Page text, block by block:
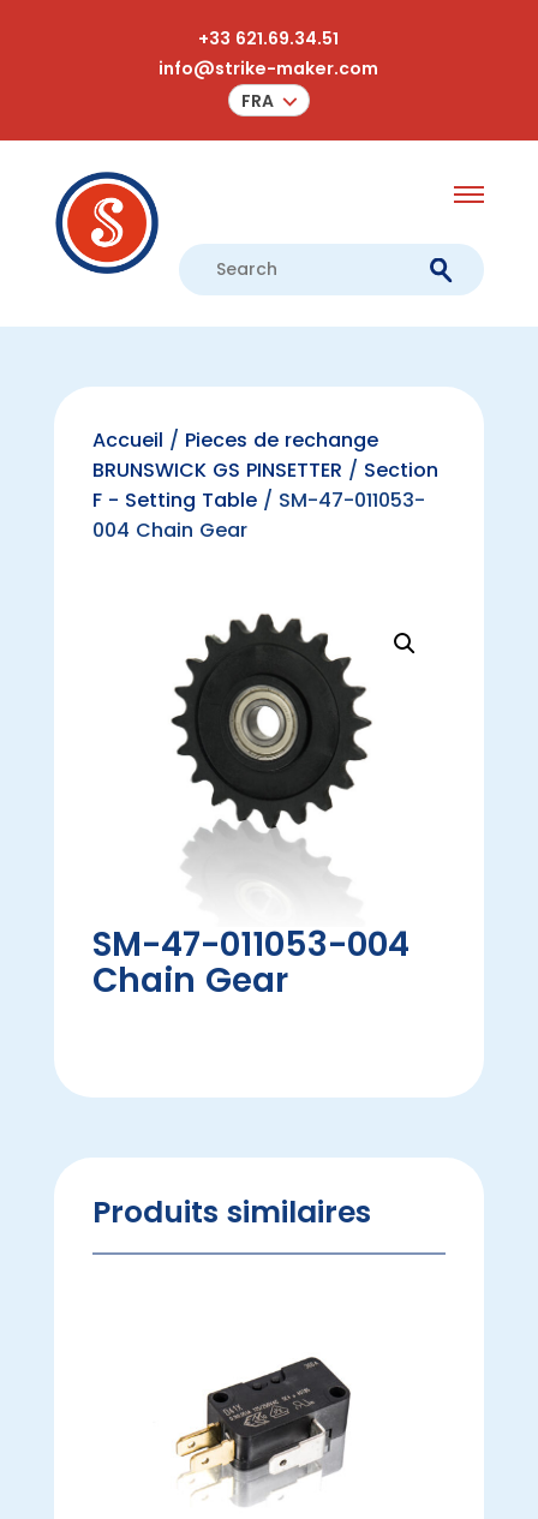
+33 621.69.34.51
info@strike-maker.com
FRA
Accueil / Pieces de rechange
BRUNSWICK GS PINSETTER / Section
F - Setting Table/ SM-47-011053-
004 Chain Gear
SM-47-011053-004
Chain Gear
Produits similaires